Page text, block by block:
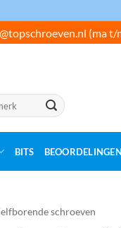
(ma t/
BITS BEOORDELINGEN
schroeven